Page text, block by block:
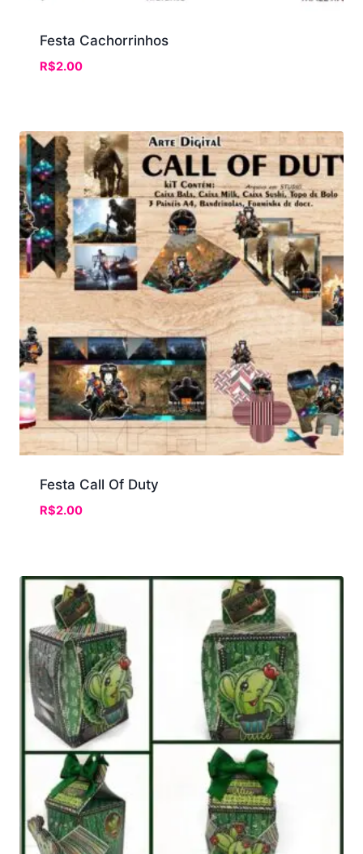
Festa Cachorrinhos
R$2.00
Festa Call Of Duty
R$2.00